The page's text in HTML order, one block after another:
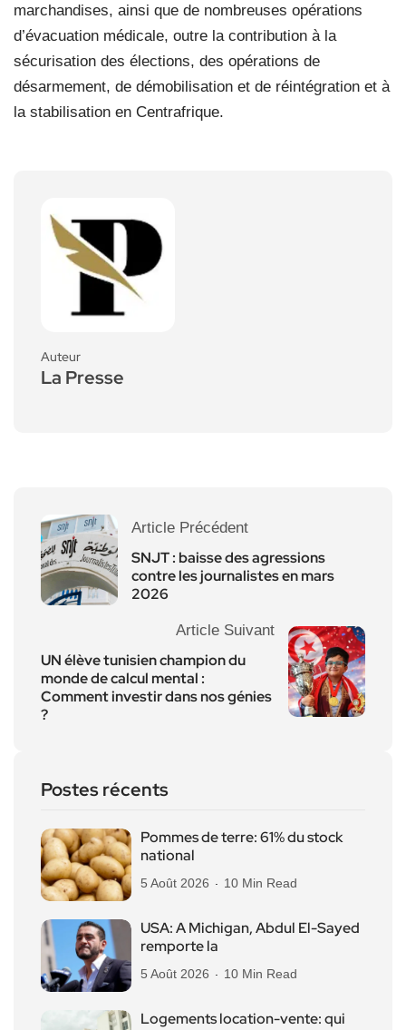
marchandises, ainsi que de nombreuses opérations
d’évacuation médicale, outre la contribution à la
sécurisation des élections, des opérations de
désarmement, de démobilisation et de réintégration et à
la stabilisation en Centrafrique.
Auteur
La Presse
Article Précédent
SNJT : baisse des agressions
contre les journalistes en mars
2026
Article Suivant
UN élève tunisien champion du
monde de calcul mental :
Comment investir dans nos génies
?
Postes récents
Pommes de terre: 61% du stock
national
5 Août 2026 10 Min Read
USA: A Michigan, Abdul El-Sayed
remporte la
5 Août 2026 10 Min Read
Logements location-vente: qui